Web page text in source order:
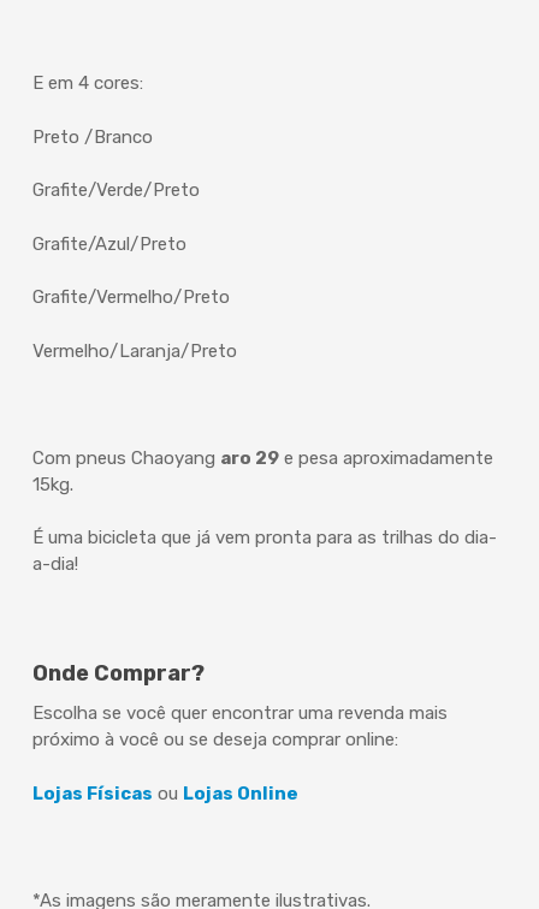
E em 4 cores:
Preto /Branco
Grafite/Verde/Preto
Grafite/Azul/Preto
Grafite/Vermelho/Preto
Vermelho/Laranja/Preto
Com pneus Chaoyang aro 29e pesa aproximadamente
15kg.
É uma bicicleta que já vem pronta para as trilhas do dia-
a-dia!
Onde Comprar?
Escolha se você quer encontrar uma revenda mais
próximo à você ou se deseja comprar online:
Lojas Físicas ou Lojas Online
*As imagens são meramente ilustrativas.